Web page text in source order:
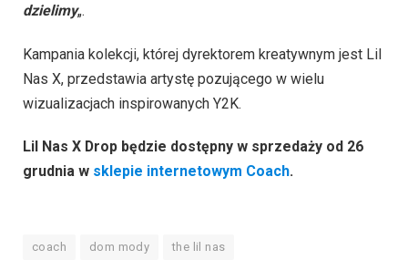
dzielimy„.
Kampania kolekcji, której dyrektorem kreatywnym jest Lil
Nas X, przedstawia artystę pozującego w wielu
wizualizacjach inspirowanych Y2K.
Lil Nas X Drop będzie dostępny w sprzedaży od 26
grudnia w sklepie internetowym Coach.
coach dom mody the lil nas